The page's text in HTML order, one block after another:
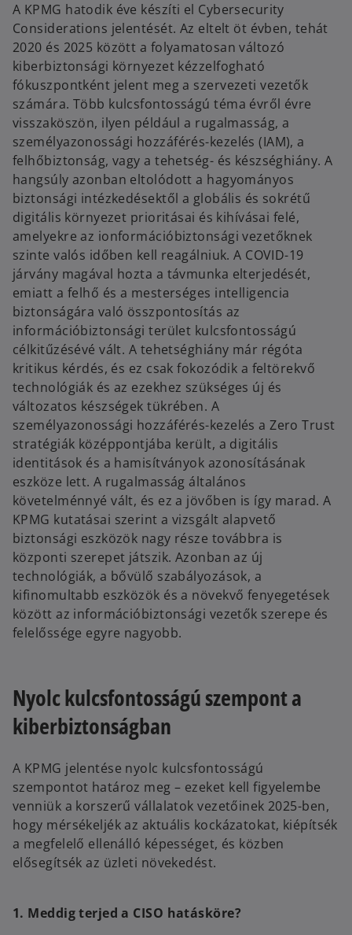
A KPMG hatodik éve készíti el Cybersecurity
Considerations jelentését. Az eltelt öt évben, tehát
2020 és 2025 között a folyamatosan változó
kiberbiztonsági környezet kézzelfogható
fókuszpontként jelent meg a szervezeti vezetők
számára. Több kulcsfontosságú téma évről évre
visszaköszön, ilyen például a rugalmasság, a
személyazonossági hozzáférés-kezelés (IAM), a
felhőbiztonság, vagy a tehetség- és készséghiány. A
hangsúly azonban eltolódott a hagyományos
biztonsági intézkedésektől a globális és sokrétű
digitális környezet prioritásai és kihívásai felé,
amelyekre az ionformációbiztonsági vezetőknek
szinte valós időben kell reagálniuk. A COVID-19
járvány magával hozta a távmunka elterjedését,
emiatt a felhő és a mesterséges intelligencia
biztonságára való összpontosítás az
információbiztonsági terület kulcsfontosságú
célkitűzésévé vált. A tehetséghiány már régóta
kritikus kérdés, és ez csak fokozódik a feltörekvő
technológiák és az ezekhez szükséges új és
változatos készségek tükrében. A
személyazonossági hozzáférés-kezelés a Zero Trust
stratégiák középpontjába került, a digitális
identitások és a hamisítványok azonosításának
eszköze lett. A rugalmasság általános
követelménnyé vált, és ez a jövőben is így marad. A
KPMG kutatásai szerint a vizsgált alapvető
biztonsági eszközök nagy része továbbra is
központi szerepet játszik. Azonban az új
technológiák, a bővülő szabályozások, a
kifinomultabb eszközök és a növekvő fenyegetések
között az információbiztonsági vezetők szerepe és
felelőssége egyre nagyobb.
Nyolc kulcsfontosságú szempont a
kiberbiztonságban
A KPMG jelentése nyolc kulcsfontosságú
szempontot határoz meg – ezeket kell figyelembe
venniük a korszerű vállalatok vezetőinek 2025-ben,
hogy mérsékeljék az aktuális kockázatokat, kiépítsék
a megfelelő ellenálló képességet, és közben
elősegítsék az üzleti növekedést.
1. Meddig terjed a CISO hatásköre?